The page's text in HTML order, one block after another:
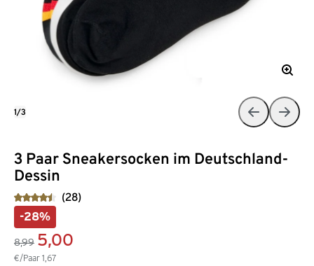
3 Paar Sneakersocken im Deutschland-
Dessin
(28)
-28%
8,99 5,00
€/Paar 1,67
1/3